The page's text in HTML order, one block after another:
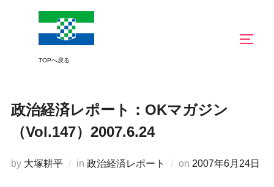
政治経済レポート：OKマガジン
（Vol.147）2007.6.24
by 大塚耕平 in 政治経済レポート on 投
2007年6月24日